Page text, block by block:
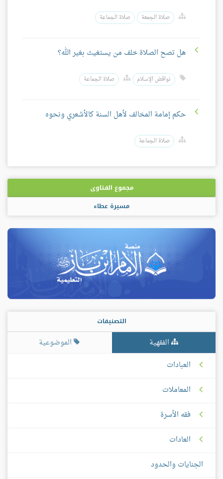
صلاة الجمعة صلاة الجماعة
هل تصح الصلاة خلف من يستغيث بغير الله؟
نواقض الإسلام صلاة الجماعة
حكم إمامة المخالف لأهل السنة كالأشعري ونحوه
صلاة الجماعة
مجموع الفتاوى
مسيرة عطاء
التصنيفات
الفقهية
الموضوعية
العبادات
المعاملات
فقه الأسرة
العادات
الجنايات والحدود